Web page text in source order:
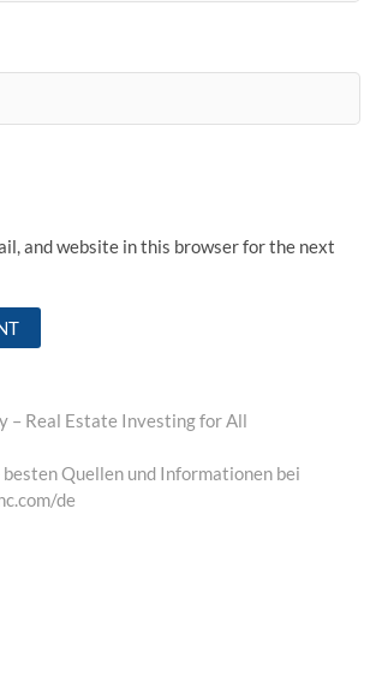
and website in this browser for the next
– Real Estate Investing for All
Quellen und Informationen bei
de